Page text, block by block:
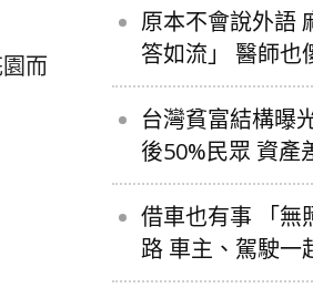
而
原本不會說外語
答如流」 醫師也
台灣貧富結構曝
後50%民眾 資產
借車也有事 「無
路 車主、駕駛一